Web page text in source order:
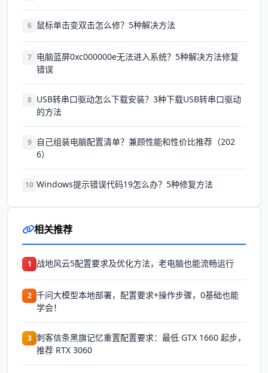
6 鼠标单击变双击怎么修？5种解决方法
7 电脑蓝屏0xc000000e无法进入系统？5种解决方法修复
错误
8 USB转串口驱动怎么下载安装？3种下载USB转串口驱动
的方法
9
自己组装电脑配置清单？兼顾性能和性价比推荐（202
6）
10 Windows提示错误代码19怎么办？5种修复方法
相关推荐
1 战地风云5配置要求及优化方法，老电脑也能流畅运行
2 千问大模型本地部署，配置要求+操作步骤，0基础也能
学会！
3 刺客信条黑旗记忆重置配置要求：最低 GTX 1660 起步，
推荐 RTX 3060